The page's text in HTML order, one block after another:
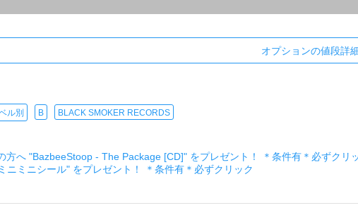
オプションの値段詳
ル別 B BLACK SMOKER RECORDS
方へ "BazbeeStoop - The Package [CD]" をプレゼント！ ＊条件有＊必ずクリ
ニミニシール" をプレゼント！ ＊条件有＊必ずクリック